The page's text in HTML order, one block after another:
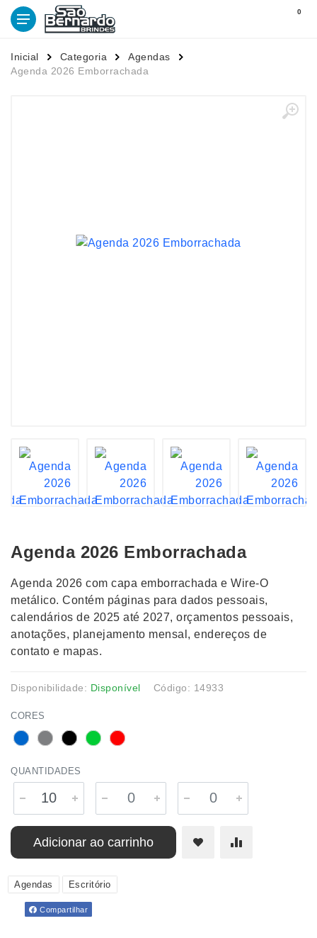
0
Inicial Categoria
Agendas
Agenda 2026 Emborrachada
Agenda 2026 Emborrachada
Agenda 2026 com capa emborrachada e Wire-O
metálico. Contém páginas para dados pessoais,
calendários de 2025 até 2027, orçamentos pessoais,
anotações, planejamento mensal, endereços de
contato e mapas.
Disponibilidade: Disponível Código: 14933
CORES
QUANTIDADES
Adicionar ao carrinho
Agendas Escritório
Compartilhar